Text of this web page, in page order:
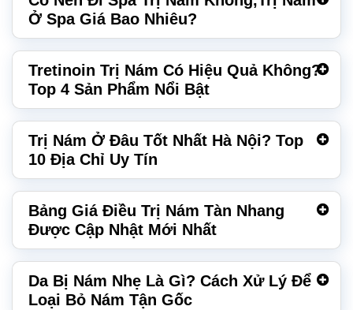
Ở Spa Giá Bao Nhiêu?
Tretinoin Trị Nám Có Hiệu Quả Không?
Top 4 Sản Phẩm Nổi Bật
Trị Nám Ở Đâu Tốt Nhất Hà Nội? Top
10 Địa Chỉ Uy Tín
Bảng Giá Điều Trị Nám Tàn Nhang
Được Cập Nhật Mới Nhất
Da Bị Nám Nhẹ Là Gì? Cách Xử Lý Để
Loại Bỏ Nám Tận Gốc